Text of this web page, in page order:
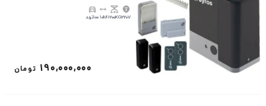
220V
1200KG
10M100تردد
190,000,000 تومان